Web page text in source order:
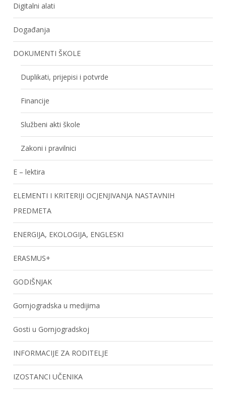
Digitalni alati
Događanja
DOKUMENTI ŠKOLE
Duplikati, prijepisi i potvrde
Financije
Službeni akti škole
Zakoni i pravilnici
E – lektira
ELEMENTI I KRITERIJI OCJENJIVANJA NASTAVNIH
PREDMETA
ENERGIJA, EKOLOGIJA, ENGLESKI
ERASMUS+
GODIŠNJAK
Gornjogradska u medijima
Gosti u Gornjogradskoj
INFORMACIJE ZA RODITELJE
IZOSTANCI UČENIKA